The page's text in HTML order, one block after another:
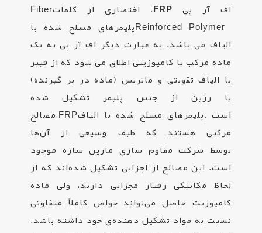
اف آر پی FRP، اختصاری از کلماتFiber
Reinforced Polymerپلیمرهای مسلح شده با
الیاف می باشد. به عبارت دیگر اف آر پی به یک
ماده مرکب یا کامپوزیتی اطلاق می شود که از فیبر
یا الیاف تقویتی و ماتریس (ماده در بر گیرنده)
یا رزین از جنس پلیمر تشکیل شده
است.پلیمرهای مسلح شده با الیافFRP،مصالح
مرکبی هستند که طیف وسیعی از آن‌ها
توسط شرکت مقاوم سازی مارین سازه موجود
است. این مصالح از اجزایی تشکیل شده‌اند که از
لحاظ مکانیکی رفتار مجزایی دارند، ولی ماده‌
کامپوزیت حاصل می‌تواند خواص کاملاً متفاوتی
نسبت به مواد تشکیل دهنده‌ی خود داشته باشد.